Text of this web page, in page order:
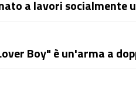
a lavori socialmente
Boy" è un'arma a